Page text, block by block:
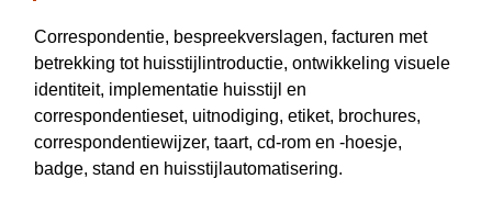
Correspondentie, bespreekverslagen, facturen met
betrekking tot huisstijlintroductie, ontwikkeling visuele
identiteit, implementatie huisstijl en
correspondentieset, uitnodiging, etiket, brochures,
correspondentiewijzer, taart, cd-rom en -hoesje,
badge, stand en huisstijlautomatisering.